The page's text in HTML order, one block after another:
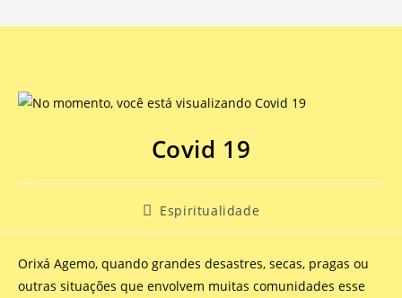
Covid 19
Espiritualidade
Orixá Agemo, quando grandes desastres, secas, pragas ou
outras situações que envolvem muitas comunidades esse